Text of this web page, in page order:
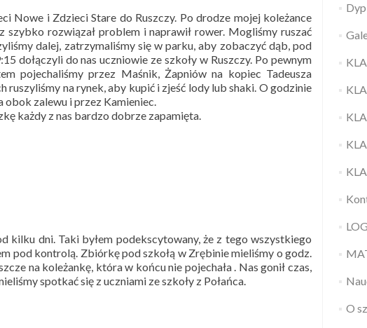
Nowe i Zdzieci Stare do Ruszczy. Po drodze mojej koleżance
szybko rozwiązał problem i naprawił rower. Mogliśmy ruszać
dalej, zatrzymaliśmy się w parku, aby zobaczyć dąb, pod
dołączyli do nas uczniowie ze szkoły w Ruszczy. Po pewnym
pojechaliśmy przez Maśnik, Żapniów na kopiec Tadeusza
na rynek, aby kupić i zjeść lody lub shaki. O godzinie
obok zalewu i przez Kamieniec.
każdy z nas bardzo dobrze zapamięta.
kilku dni. Taki byłem podekscytowany, że z tego wszystkiego
pod kontrolą. Zbiórkę pod szkołą w Zrębinie mieliśmy o godz.
na koleżankę, która w końcu nie pojechała . Nas gonił czas,
spotkać się z uczniami ze szkoły z Połańca.
O